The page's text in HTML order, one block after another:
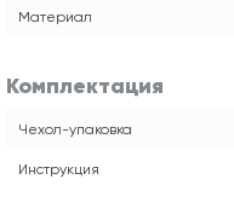
Материал
Комплектация
Чехол-упаковка
Инструкция